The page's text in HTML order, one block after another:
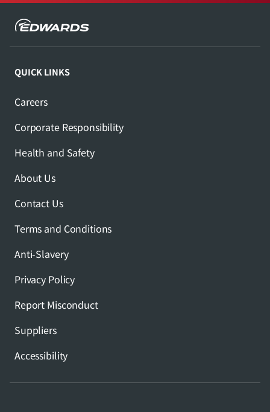
QUICK LINKS
Careers
Corporate Responsibility
Health and Safety
About Us
Contact Us
Terms and Conditions
Anti-Slavery
Privacy Policy
Report Misconduct
Suppliers
Accessibility